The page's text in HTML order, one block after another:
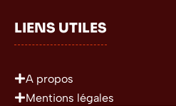
LIENS UTILES
A propos
Mentions légales